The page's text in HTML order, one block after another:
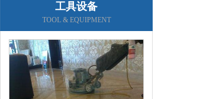
工具设备
TOOL & EQUIPMENT
石材结晶养护4